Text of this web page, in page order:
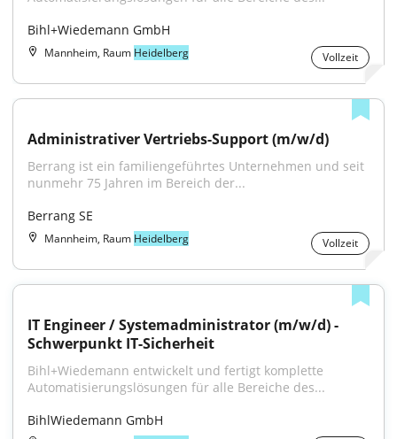
Bihl+Wiedemann GmbH
Mannheim, Raum Heidelberg Vollzeit
Administrativer Vertriebs-Support (m/w/d)
Berrang ist ein familiengeführtes Unternehmen und seit
nunmehr 75 Jahren im Bereich der...
Berrang SE
Mannheim, Raum Heidelberg Vollzeit
IT Engineer / Systemadministrator (m/w/d) -
Schwerpunkt IT-Sicherheit
Bihl+Wiedemann entwickelt und fertigt komplette
Automatisierungslösungen für alle Bereiche des...
BihlWiedemann GmbH